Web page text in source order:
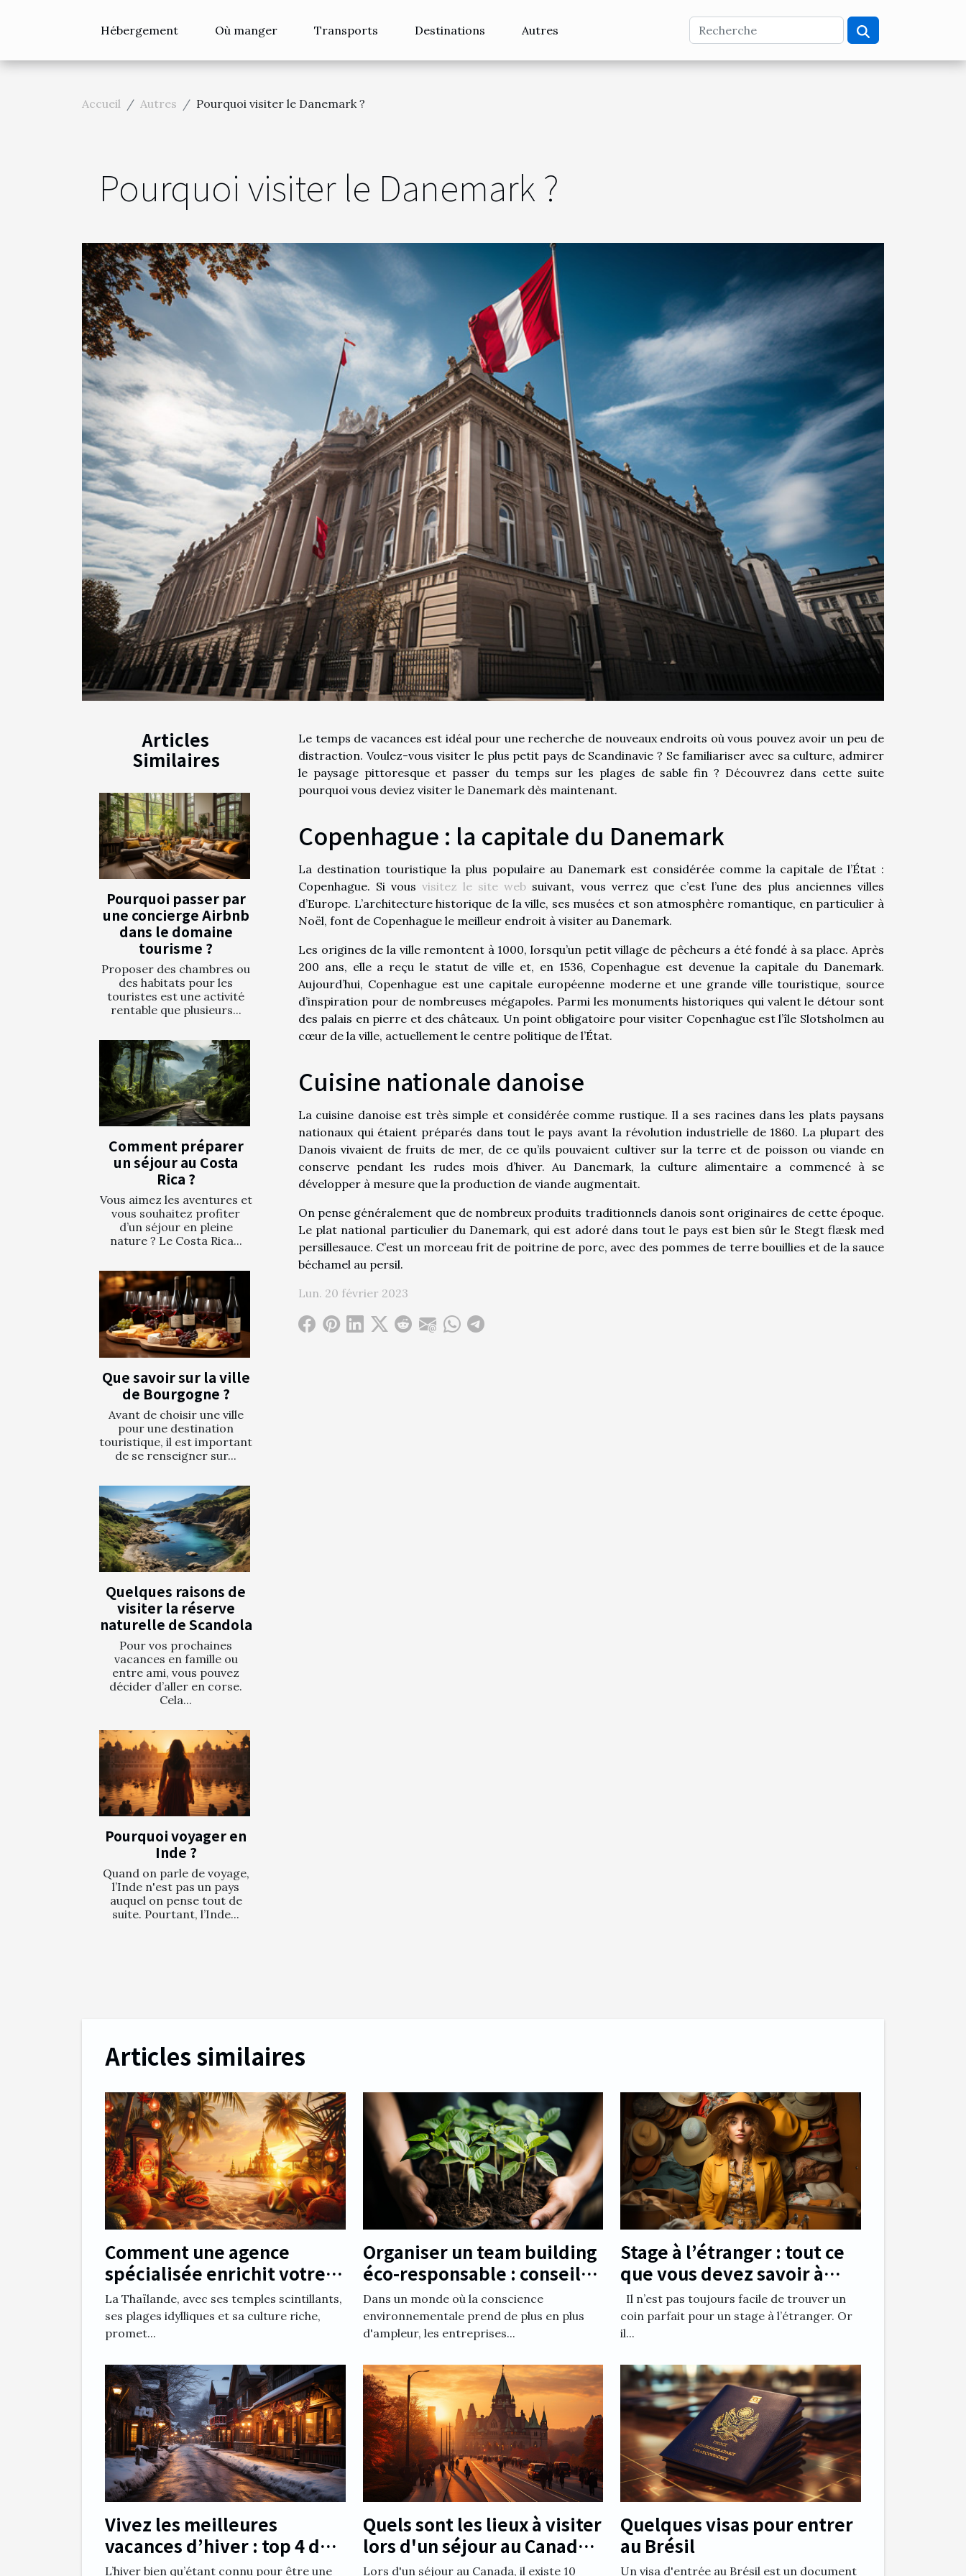
Hébergement Où manger Transports Destinations Autres
Accueil Autres Pourquoi visiter le Danemark ?
Pourquoi visiter le Danemark ?
Articles
Similaires
Pourquoi passer par
une concierge Airbnb
dans le domaine
tourisme ?
Proposer des chambres ou
des habitats pour les
touristes est une activité
rentable que plusieurs...
Comment préparer
un séjour au Costa
Rica ?
Vous aimez les aventures et
vous souhaitez profiter
d’un séjour en pleine
nature ? Le Costa Rica...
Que savoir sur la ville
de Bourgogne ?
Avant de choisir une ville
pour une destination
touristique, il est important
de se renseigner sur...
Quelques raisons de
visiter la réserve
naturelle de Scandola
Pour vos prochaines
vacances en famille ou
entre ami, vous pouvez
décider d’aller en corse.
Cela...
Pourquoi voyager en
Inde ?
Quand on parle de voyage,
l’Inde n'est pas un pays
auquel on pense tout de
suite. Pourtant, l’Inde...
Le temps de vacances est idéal pour une recherche de nouveaux endroits où vous pouvez avoir un peu de
distraction. Voulez-vous visiter le plus petit pays de Scandinavie ? Se familiariser avec sa culture, admirer
le paysage pittoresque et passer du temps sur les plages de sable fin ? Découvrez dans cette suite
pourquoi vous deviez visiter le Danemark dès maintenant.
Copenhague : la capitale du Danemark
La destination touristique la plus populaire au Danemark est considérée comme la capitale de l’État :
Copenhague. Si vousvisitez le site web suivant, vous verrez que c’est l’une des plus anciennes villes
d’Europe. L’architecture historique de la ville, ses musées et son atmosphère romantique, en particulier à
Noël, font de Copenhague le meilleur endroit à visiter au Danemark.
Les origines de la ville remontent à 1000, lorsqu’un petit village de pêcheurs a été fondé à sa place. Après
200 ans, elle a reçu le statut de ville et, en 1536, Copenhague est devenue la capitale du Danemark.
Aujourd’hui, Copenhague est une capitale européenne moderne et une grande ville touristique, source
d’inspiration pour de nombreuses mégapoles. Parmi les monuments historiques qui valent le détour sont
des palais en pierre et des châteaux. Un point obligatoire pour visiter Copenhague est l’île Slotsholmen au
cœur de la ville, actuellement le centre politique de l’État.
Cuisine nationale danoise
La cuisine danoise est très simple et considérée comme rustique. Il a ses racines dans les plats paysans
nationaux qui étaient préparés dans tout le pays avant la révolution industrielle de 1860. La plupart des
Danois vivaient de fruits de mer, de ce qu’ils pouvaient cultiver sur la terre et de poisson ou viande en
conserve pendant les rudes mois d’hiver. Au Danemark, la culture alimentaire a commencé à se
développer à mesure que la production de viande augmentait.
On pense généralement que de nombreux produits traditionnels danois sont originaires de cette époque.
Le plat national particulier du Danemark, qui est adoré dans tout le pays est bien sûr le Stegt flæsk med
persillesauce. C’est un morceau frit de poitrine de porc, avec des pommes de terre bouillies et de la sauce
béchamel au persil.
Lun. 20 février 2023
Articles similaires
Comment une agence
spécialisée enrichit votre
expérience en Thaïlande
La Thaïlande, avec ses temples scintillants,
ses plages idylliques et sa culture riche,
promet...
Organiser un team building
éco-responsable : conseils
et bonnes pratiques
Dans un monde où la conscience
environnementale prend de plus en plus
d'ampleur, les entreprises...
Stage à l’étranger : tout ce
que vous devez savoir à
propos
Il n’est pas toujours facile de trouver un
coin parfait pour un stage à l’étranger. Or
il...
Vivez les meilleures
vacances d’hiver : top 4 des
meilleures destinations en
L’hiver bien qu’étant connu pour être une
Quels sont les lieux à visiter
lors d'un séjour au Canada
en Ontario ?
Lors d'un séjour au Canada, il existe 10
Quelques visas pour entrer
au Brésil
Un visa d'entrée au Brésil est un document